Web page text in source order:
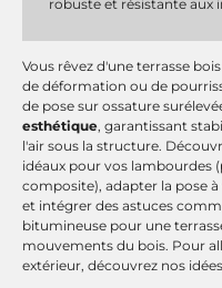
robuste et résistante aux
Vous rêvez d'une terrasse
de déformation ou de
de pose sur ossature
esthétique, garantissant
l'air sous la structure.
idéaux pour vos lambourdes
composite), adapter la pose
et intégrer des astuces
bitumineuse pour une
mouvements du bois. Pour
extérieur, découvrez nos